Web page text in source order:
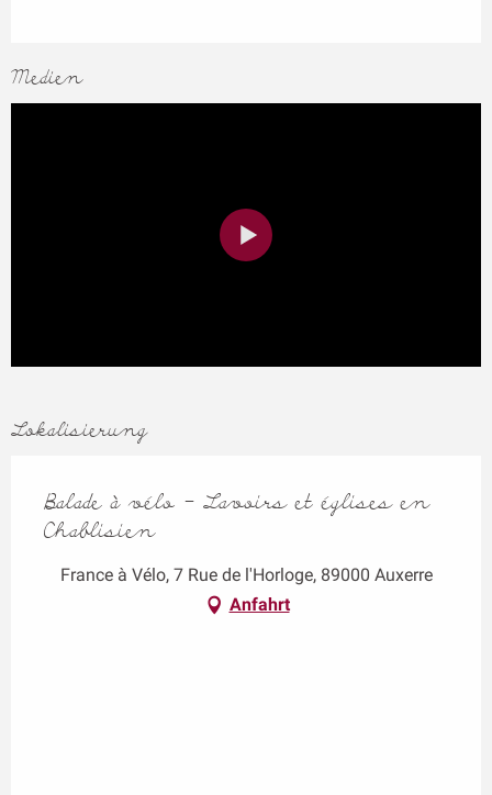
Medien
Lokalisierung
Balade à vélo - Lavoirs et églises en
Chablisien
France à Vélo, 7 Rue de l'Horloge, 89000 Auxerre
Anfahrt